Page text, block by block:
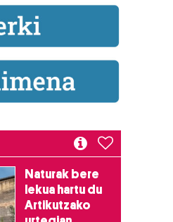
eta hirugarrenen cookie-
Zure esperientzia eta
cookie teknologiaz
gero, teknologia hori
Naturak bere
lekua hartu du
Artikutzako